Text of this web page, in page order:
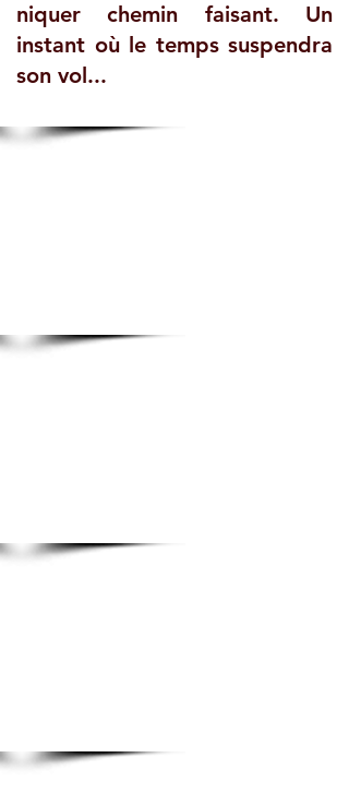
niquer chemin faisant. Un
instant où le temps suspendra
son vol...